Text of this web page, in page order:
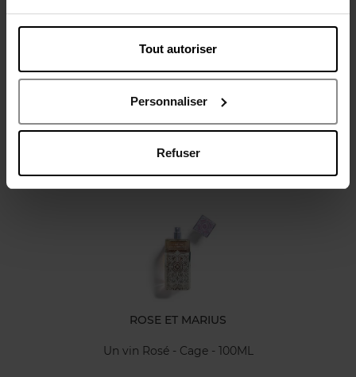
Tout autoriser
Personnaliser
Refuser
Oublié quelque chose ?
ROSE ET MARIUS
Un vin Rosé - Cage - 100ML